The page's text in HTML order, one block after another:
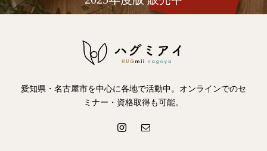
愛知県・名古屋市を中心に各地で活動中。オンラインでのセ
ミナー・資格取得も可能。